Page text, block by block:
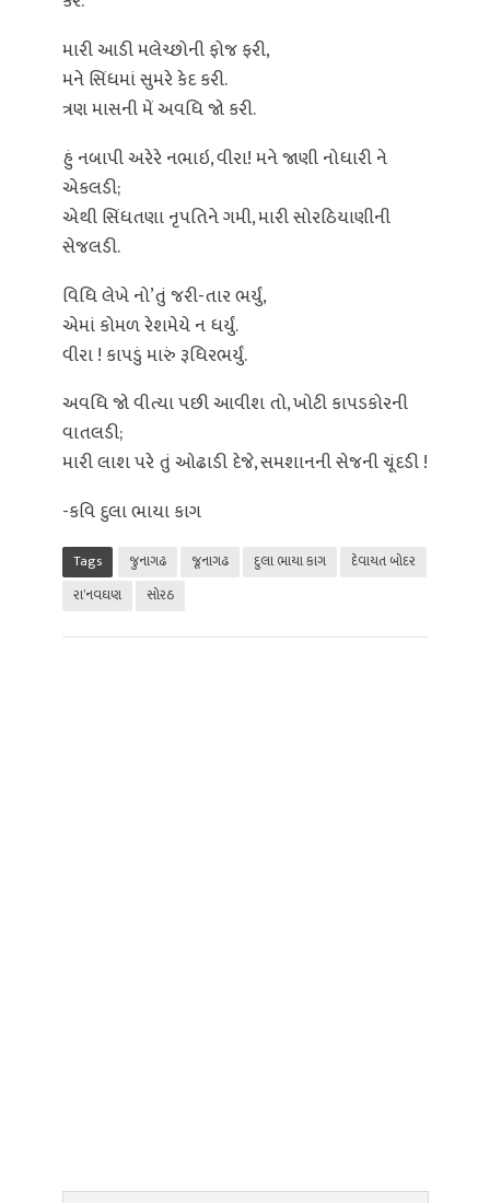
મારી આડી મલેચ્છોની ફોજ ફરી,
મને સિંધમાં સુમરે કેદ કરી.
ત્રણ માસની મેં અવધિ જો કરી.
હું નબાપી અરેરે નભાઇ, વીરા! મને જાણી નોધારી ને
એકલડી;
એથી સિંધતણા નૃપતિને ગમી, મારી સોરઠિયાણીની
સેજલડી.
વિધિ લેખે નો’તું જરી-તાર ભર્યું,
એમાં કોમળ રેશમેયે ન ધર્યું.
વીરા ! કાપડું મારું રૂધિરભર્યું.
અવધિ જો વીત્યા પછી આવીશ તો, ખોટી કાપડકોરની
વાતલડી;
મારી લાશ પરે તું ઓઢાડી દેજે, સમશાનની સેજની ચૂંદડી !
-કવિ દુલા ભાયા કાગ
Tags જુનાગઢ જૂનાગઢ દુલા ભાયા કાગ
દેવાયત બોદર
રા’નવઘણ
સોરઠ